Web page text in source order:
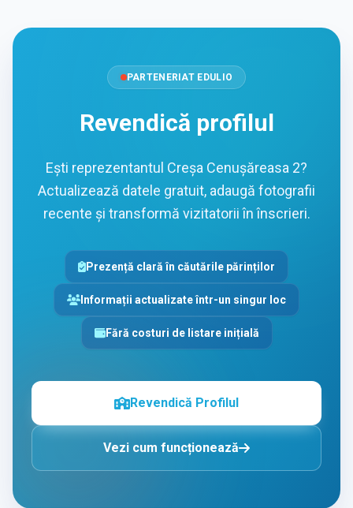
PARTENERIAT EDULIO
Revendică profilul
Ești reprezentantul Creșa Cenușăreasa 2?
Actualizează datele gratuit, adaugă fotografii
recente și transformă vizitatorii în înscrieri.
Prezență clară în căutările părinților
Informații actualizate într-un singur loc
Fără costuri de listare inițială
Revendică Profilul
Vezi cum funcționează